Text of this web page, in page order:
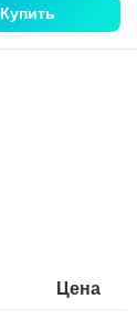
Купить
Цена